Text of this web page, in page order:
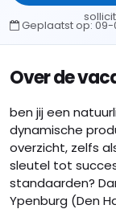
Geplaatst op:09-
Over de
ben jij een
dynamische
overzicht, zelfs
sleutel tot
standaarden?
Ypenburg (Den